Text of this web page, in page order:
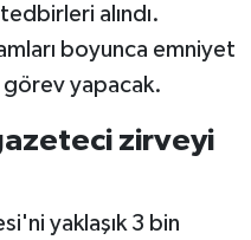
alındı.
boyunca emniyet
yapacak.
zirveyi
yaklaşık 3 bin